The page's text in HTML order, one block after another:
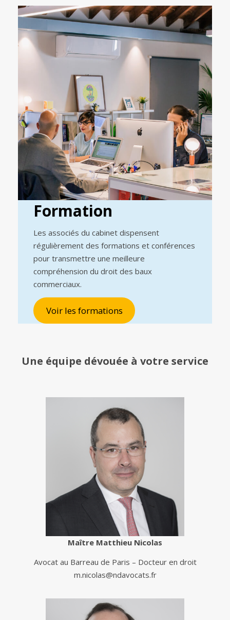
Formation
Les associés du cabinet dispensent
régulièrement des formations et conférences
pour transmettre une meilleure
compréhension du droit des baux
commerciaux.
Voir les formations
Une équipe dévouée à votre service
Maître Matthieu Nicolas
Avocat au Barreau de Paris – Docteur en droit
m.nicolas@ndavocats.fr